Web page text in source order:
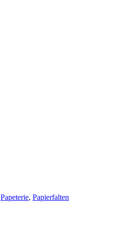
Papeterie, Papierfalten